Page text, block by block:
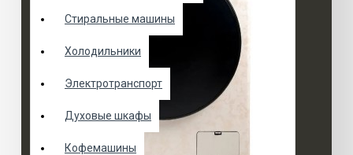
Стиральные машины
Холодильники
Электротранспорт
Духовые шкафы
Кофемашины